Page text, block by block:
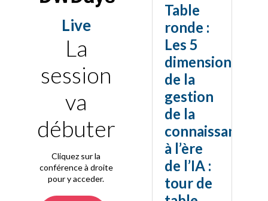
Live
La
session
va
débuter
Cliquez sur la
conférence à droite
pour y acceder.
Table
ronde :
Les 5
dimensions
de la
gestion
de la
connaissance
à l’ère
de l’IA :
tour de